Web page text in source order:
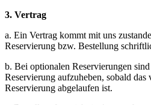
3. Vertrag
a. Ein Vertrag kommt mit uns
Reservierung bzw. Bestellung
b. Bei optionalen Reservierungen
Reservierung aufzuheben, sobald das
Reservierung abgelaufen ist.